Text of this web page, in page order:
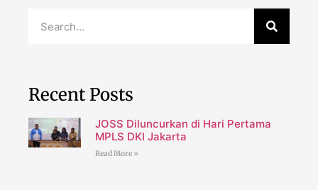
Recent Posts
JOSS Diluncurkan di Hari Pertama
MPLS DKI Jakarta
Read More »